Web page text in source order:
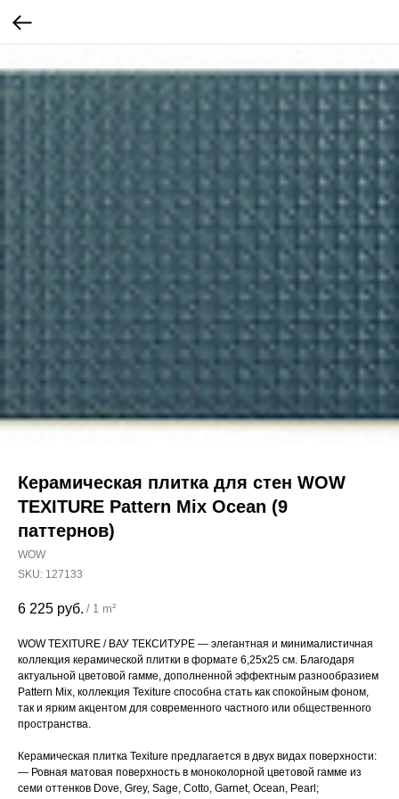
Керамическая плитка для стен WOW
TEXITURE Pattern Mix Ocean (9
паттернов)
WOW
SKU: 127133
6 225 руб. / 1 m²
WOW TEXITURE / ВАУ ТЕКСИТУРЕ — элегантная и минималистичная
коллекция керамической плитки в формате 6,25х25 см. Благодаря
актуальной цветовой гамме, дополненной эффектным разнообразием
Pattern Mix, коллекция Texiture способна стать как спокойным фоном,
так и ярким акцентом для современного частного или общественного
пространства.
Керамическая плитка Texiture предлагается в двух видах поверхности:
— Ровная матовая поверхность в моноколорной цветовой гамме из
семи оттенков Dove, Grey, Sage, Cotto, Garnet, Ocean, Pearl;